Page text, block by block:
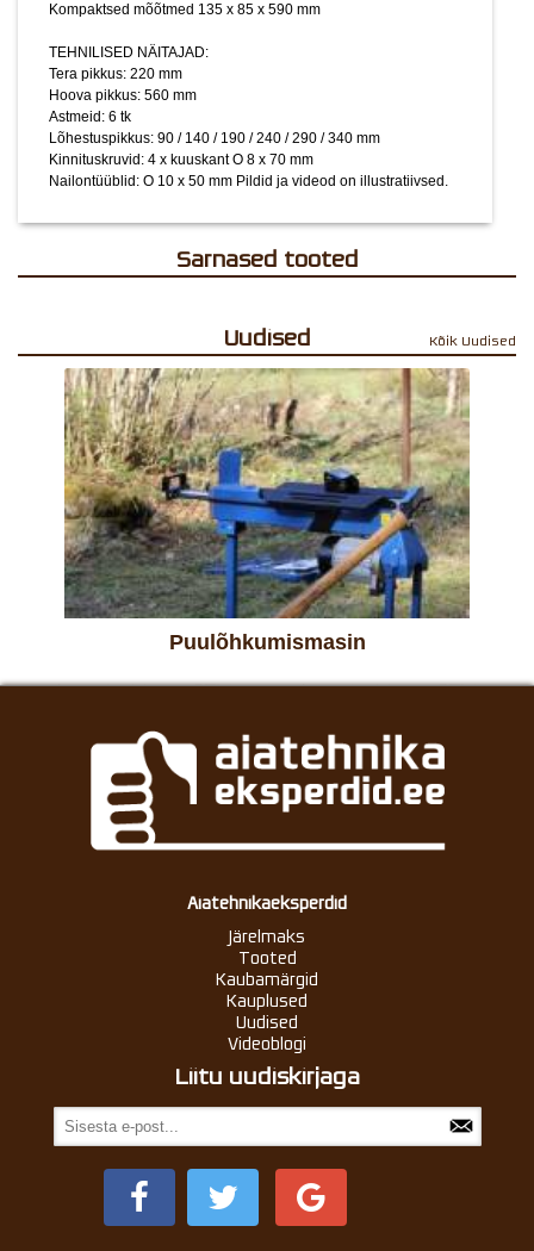
Kompaktsed mõõtmed 135 x 85 x 590 mm
TEHNILISED NÄITAJAD:
Tera pikkus: 220 mm
Hoova pikkus: 560 mm
Astmeid: 6 tk
Lõhestuspikkus: 90 / 140 / 190 / 240 / 290 / 340 mm
Kinnituskruvid: 4 x kuuskant O 8 x 70 mm
Nailontüüblid: O 10 x 50 mm Pildid ja videod on illustratiivsed.
Sarnased tooted
Uudised Kõik Uudised
Puulõhkumismasin
Aiatehnikaeksperdid
Järelmaks
Tooted
Kaubamärgid
Kauplused
Uudised
Videoblogi
Liitu uudiskirjaga